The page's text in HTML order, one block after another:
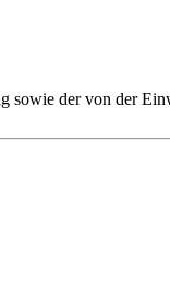
sowie der von der